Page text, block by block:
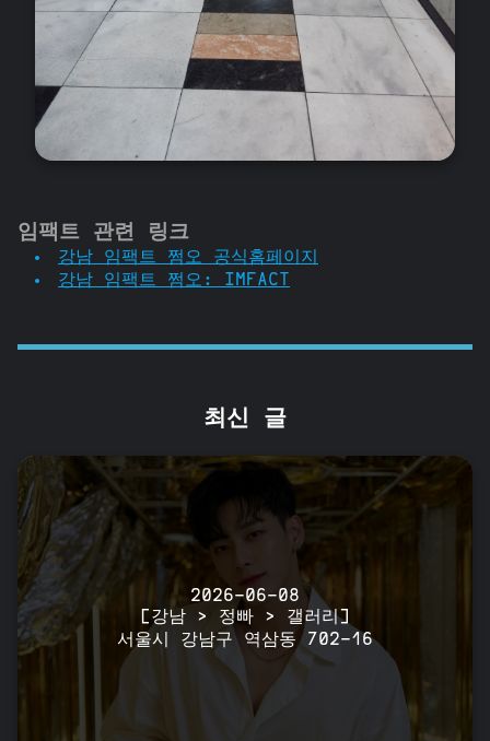
임팩트 관련 링크
강남 임팩트 쩜오 공식홈페이지
강남 임팩트 쩜오: IMFACT
최신 글
2026-06-08
[강남 > 정빠 > 갤러리]
서울시 강남구 역삼동 702-16